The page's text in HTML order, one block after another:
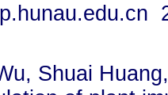
Shuai